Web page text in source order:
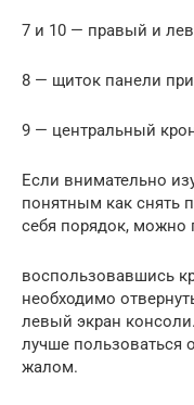
7 и 10 — правый и
8 — щиток панели
9 — центральный
Если внимательно
понятным как снять
себя порядок, можно
воспользовавшись
необходимо
левый экран
лучше пользоваться
жалом.